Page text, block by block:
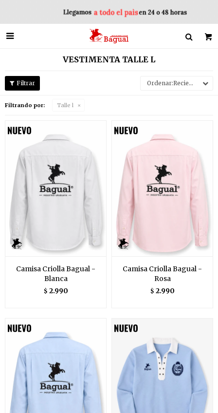

VESTIMENTA TALLE L
Recientes
Filtrando por: Talle l
Camisa Criolla Bagual -
Blanca
$ 2.990
Camisa Criolla Bagual -
Rosa
$ 2.990